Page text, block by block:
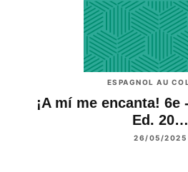
ESPAGNOL AU
¡A mí me encanta!
Ed. 20…
26/05/2025